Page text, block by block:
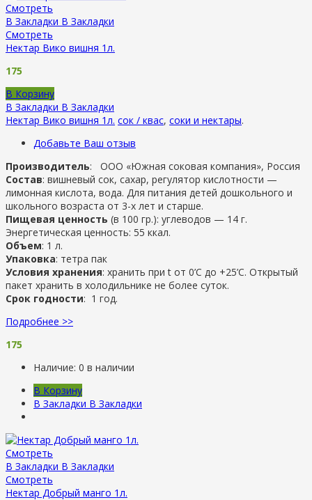
Смотреть
В Закладки В Закладки
Смотреть
Нектар Вико вишня 1л.
175
В Корзину
В Закладки В Закладки
Нектар Вико вишня 1л. сок / квас, соки и нектары.
Добавьте Ваш отзыв
Производитель: ООО «Южная соковая компания», Россия
Состав: вишневый сок, сахар, регулятор кислотности —
лимонная кислота, вода. Для питания детей дошкольного и
школьного возраста от 3-х лет и старше.
Пищевая ценность (в 100 гр.): углеводов — 14 г.
Энергетическая ценность: 55 ккал.
Объем: 1 л.
Упаковка: тетра пак
Условия хранения: хранить при t от 0’C до +25’C. Открытый
пакет хранить в холодильнике не более суток.
Срок годности: 1 год.
Подробнее >>
175
Наличие: 0 в наличии
В Корзину
В Закладки В Закладки
Смотреть
В Закладки В Закладки
Смотреть
Нектар Добрый манго 1л.